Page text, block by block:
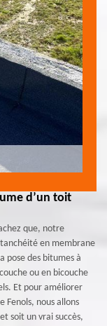
d’un toit
que, notre
en membrane
pose des bitumes à
ou en bicouche
Et pour améliorer
Fenols, nous allons
soit un vrai succès,